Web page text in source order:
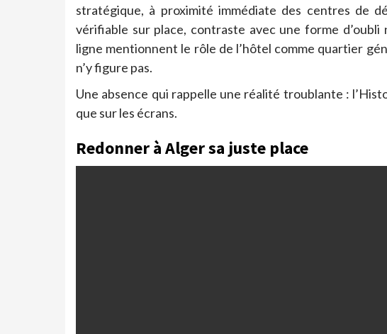
stratégique, à proximité immédiate des centres de
vérifiable sur place, contraste avec une forme
ligne mentionnent le rôle de l’hôtel comme quartier
n’y figure pas.
Une absence qui rappelle une réalité troublante :
que sur les écrans.
Redonner à Alger sa juste place